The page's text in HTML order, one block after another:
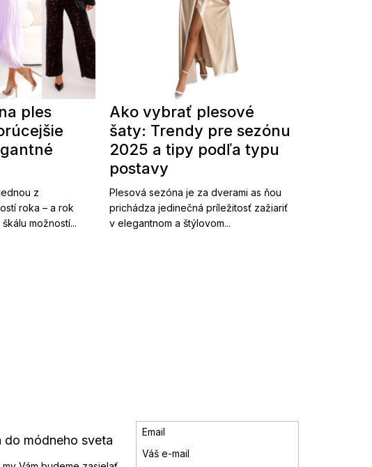
ples
z
roka – a rok
možností...
Ako vybrať plesové
šaty: Trendy pre sezónu
2025 a tipy podľa typu
postavy
Plesová sezóna je za dverami as ňou
prichádza jedinečná príležitosť zažiariť
v elegantnom a štýlovom...
do módneho sveta
Email